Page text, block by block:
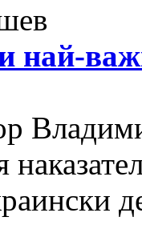
най-